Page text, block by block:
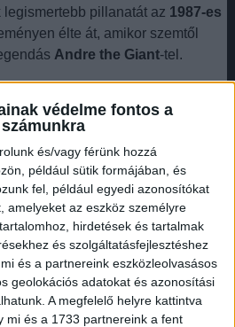
védelme fontos a
számunkra
és/vagy férünk hozzá
például sütik formájában, és
fel, például egyedi azonosítókat
amelyeket az eszköz személyre
hirdetések és tartalmak
és szolgáltatásfejlesztéshez
és a partnereink eszközleolvasásos
geolokációs adatokat és azonosítási
A megfelelő helyre kattintva
mi és a 1733 partnereink a fent
pillanatát az 1987-es
élte át, amikor szemtől
Andre the Giant-tel.
Hirdetés
így búcsúzott:
értesült arról, hogy a WWE
tagja, Hulk Hogan
egyik legismertebb